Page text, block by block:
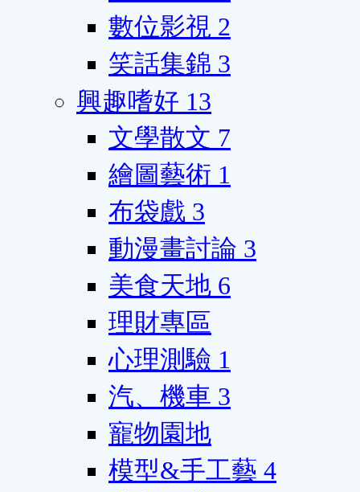
數位影視 2
笑話集錦 3
興趣嗜好 13
文學散文 7
繪圖藝術 1
布袋戲 3
動漫畫討論 3
美食天地 6
理財專區
心理測驗 1
汽、機車 3
寵物園地
模型&手工藝 4